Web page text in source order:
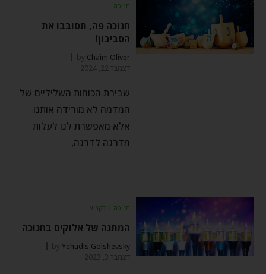
חנוכה
חנוכה פה, תסובבו את
הסביבון!
by Chaim Oliver
דצמבר 22, 2024
שבירת הכוחות השליליים של
המדמה לא מורידה אותנו
אלא מאפשרת לנו לעלות
מדרגה לדרגה,
חנוכה ⬦ לקרוא
המתנה של אלוקים בחנוכה
byYehudis Golshevsky
דצמבר 3, 2023